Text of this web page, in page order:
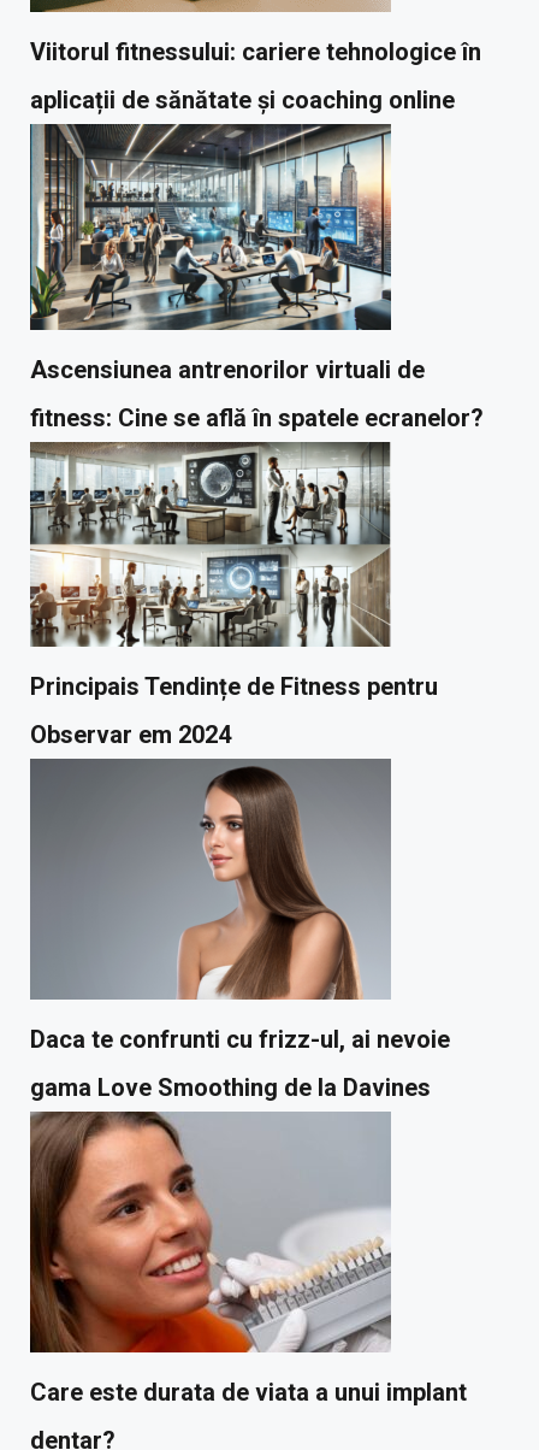
Viitorul fitnessului: cariere tehnologice în
aplicații de sănătate și coaching online
Ascensiunea antrenorilor virtuali de
fitness: Cine se află în spatele ecranelor?
Principais Tendințe de Fitness pentru
Observar em 2024
Daca te confrunti cu frizz-ul, ai nevoie
gama Love Smoothing de la Davines
Care este durata de viata a unui implant
dentar?